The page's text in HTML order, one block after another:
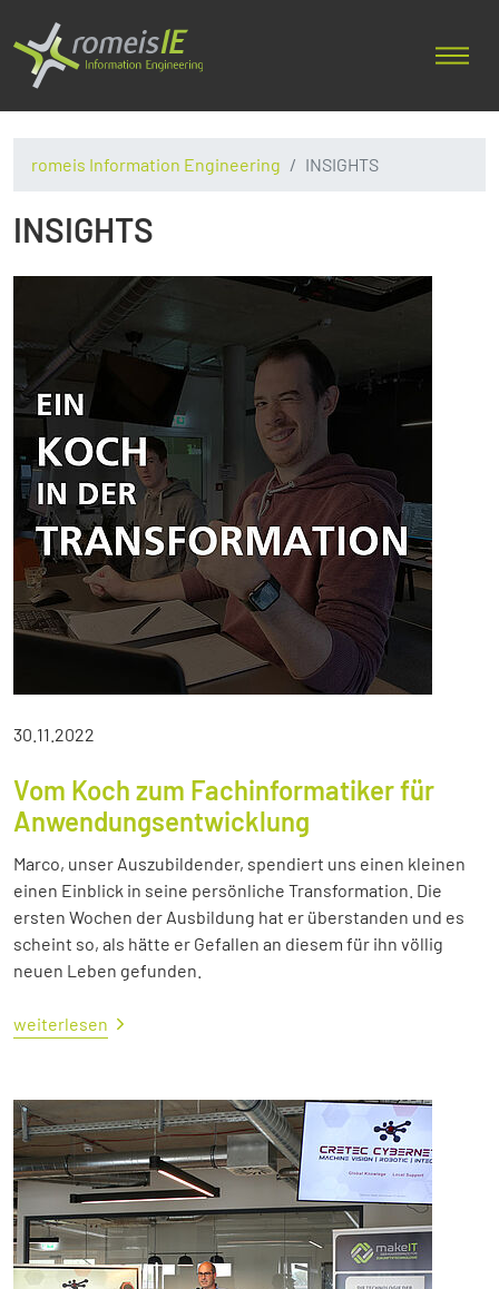
romeis Information Engineering INSIGHTS
INSIGHTS
30.11.2022
Vom Koch zum Fachinformatiker für
Anwendungsentwicklung
Marco, unser Auszubildender, spendiert uns einen kleinen
einen Einblick in seine persönliche Transformation. Die
ersten Wochen der Ausbildung hat er überstanden und es
scheint so, als hätte er Gefallen an diesem für ihn völlig
neuen Leben gefunden.
weiterlesen